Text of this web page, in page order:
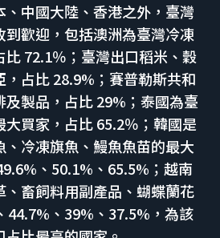
中國大陸、香港之外，臺灣
到歡迎，包括澳洲為臺灣冷凍
72.1％；臺灣出口稻米、穀
占比 28.9%；賽普勒斯共和
及製品，占比 29%；泰國為臺
買家，占比 65.2％；韓國是
冷凍旗魚、鰻魚魚苗的最大
、50.1%、65.5%；越南
畜飼料用副產品、蝴蝶蘭花
44.7%、39%、37.5%，為該